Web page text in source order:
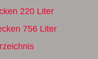
220 Liter
756 Liter